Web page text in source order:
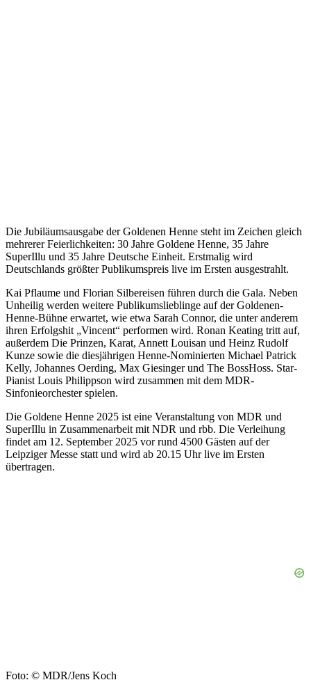
Die Jubiläumsausgabe der Goldenen Henne steht im Zeichen gleich
mehrerer Feierlichkeiten: 30 Jahre Goldene Henne, 35 Jahre
SuperIllu und 35 Jahre Deutsche Einheit. Erstmalig wird
Deutschlands größter Publikumspreis live im Ersten ausgestrahlt.
Kai Pflaume und Florian Silbereisen führen durch die Gala. Neben
Unheilig werden weitere Publikumslieblinge auf der Goldenen-
Henne-Bühne erwartet, wie etwa Sarah Connor, die unter anderem
ihren Erfolgshit „Vincent“ performen wird. Ronan Keating tritt auf,
außerdem Die Prinzen, Karat, Annett Louisan und Heinz Rudolf
Kunze sowie die diesjährigen Henne-Nominierten Michael Patrick
Kelly, Johannes Oerding, Max Giesinger und The BossHoss. Star-
Pianist Louis Philippson wird zusammen mit dem MDR-
Sinfonieorchester spielen.
Die Goldene Henne 2025 ist eine Veranstaltung von MDR und
SuperIllu in Zusammenarbeit mit NDR und rbb. Die Verleihung
findet am 12. September 2025 vor rund 4500 Gästen auf der
Leipziger Messe statt und wird ab 20.15 Uhr live im Ersten
übertragen.
Foto: © MDR/Jens Koch